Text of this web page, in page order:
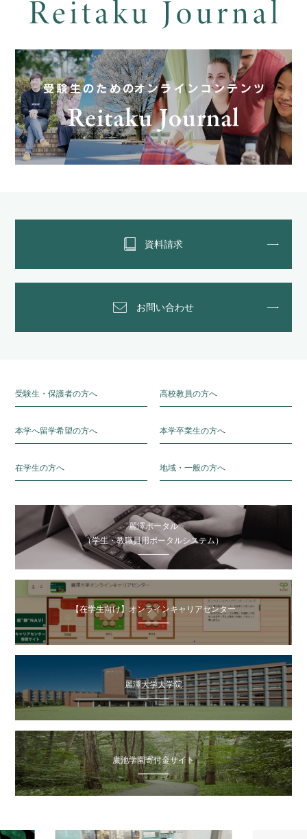
資料請求
お問い合わせ
受験生・保護者の方へ 高校教員の方へ
本学へ留学希望の方へ 本学卒業生の方へ
在学生の方へ 地域・一般の方へ
麗澤ポータル
（学生・教職員用ポータルシステム）
【在学生向け】オンラインキャリアセンター
麗澤大学大学院
廣池学園寄付金サイト